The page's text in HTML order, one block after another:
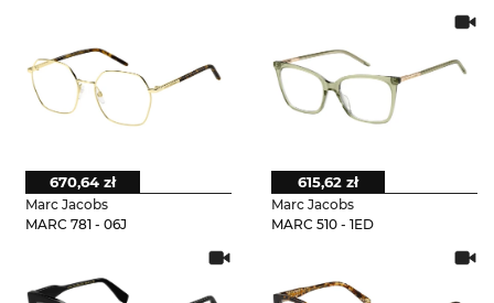
Marc Jacobs
MARC 781 - 06J
670,64 zł
Marc Jacobs
MARC 510 - 1ED
615,62 zł